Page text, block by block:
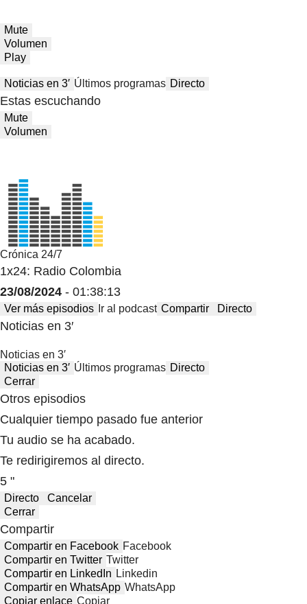
Mute
Volumen
Play
Noticias en 3′ Últimos programas Directo
Estas escuchando
Mute
Volumen
Crónica 24/7
1x24: Radio Colombia
23/08/2024 - 01:38:13
Ver más episodios Ir al podcast Compartir Directo
Noticias en 3′
Noticias en 3′
Noticias en 3′ Últimos programas Directo
Cerrar
Otros episodios
Cualquier tiempo pasado fue anterior
Tu audio se ha acabado.
Te redirigiremos al directo.
5 "
Directo
Cancelar
Cerrar
Compartir
Compartir en Facebook Facebook
Compartir en Twitter Twitter
Compartir en LinkedIn Linkedin
Compartir en WhatsApp WhatsApp
Copiar enlace Copiar